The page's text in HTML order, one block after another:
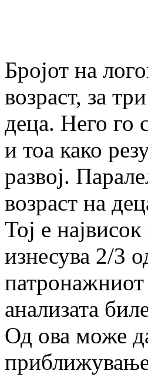
Бројот на
возраст, за
деца. Него го
и тоа како
развој.
возраст на
Тој е
изнесува 2/3
анализата
Од ова може